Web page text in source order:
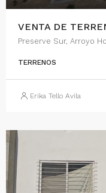
TERRENOS
Erika Tello Avila